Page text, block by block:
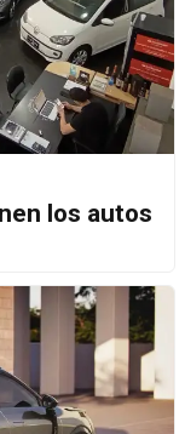
los autos